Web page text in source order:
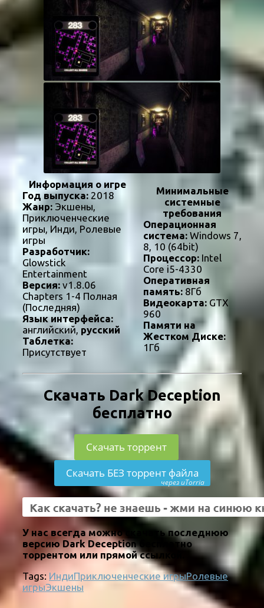
Информация о игре
Год выпуска: 2018
Жанр: Экшены,
Приключенческие
игры, Инди, Ролевые
игры
Разработчик:
Glowstick
Entertainment
Версия: v1.8.06
Chapters 1-4 Полная
(Последняя)
Язык интерфейса:
английский, русский
Таблетка:
Присутствует
Минимальные
системные
требования
Операционная
система:Windows 7,
8, 10 (64bit)
Процессор:Intel
Core i5-4330
Оперативная
память:8Гб
Видеокарта:GTX
960
Памяти на
Жестком Диске:
1Гб
Скачать Dark Deception
бесплатно
Скачать торрент
Скачать БЕЗ торрент файла
через uTorria
У нас всегда можно скачать последнюю
версию Dark Deception бесплатно
торрентом или прямой ссылкой.
Tags: ИндиПриключенческие игрыРолевые
игрыЭкшены